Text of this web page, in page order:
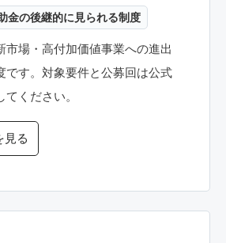
金の後継的に見られる制度
市場・高付加価値事業への進出
です。対象要件と公募回は公式
ください。
見る